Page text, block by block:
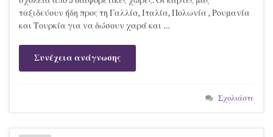
ταξιδεύουν ήδη προς τη Γαλλία, Ιταλία, Πολωνία , Ρουμανία
και Τουρκία για να δώσουν χαρά και …
Συνέχεια ανάγνωσης
Σχολιάστε